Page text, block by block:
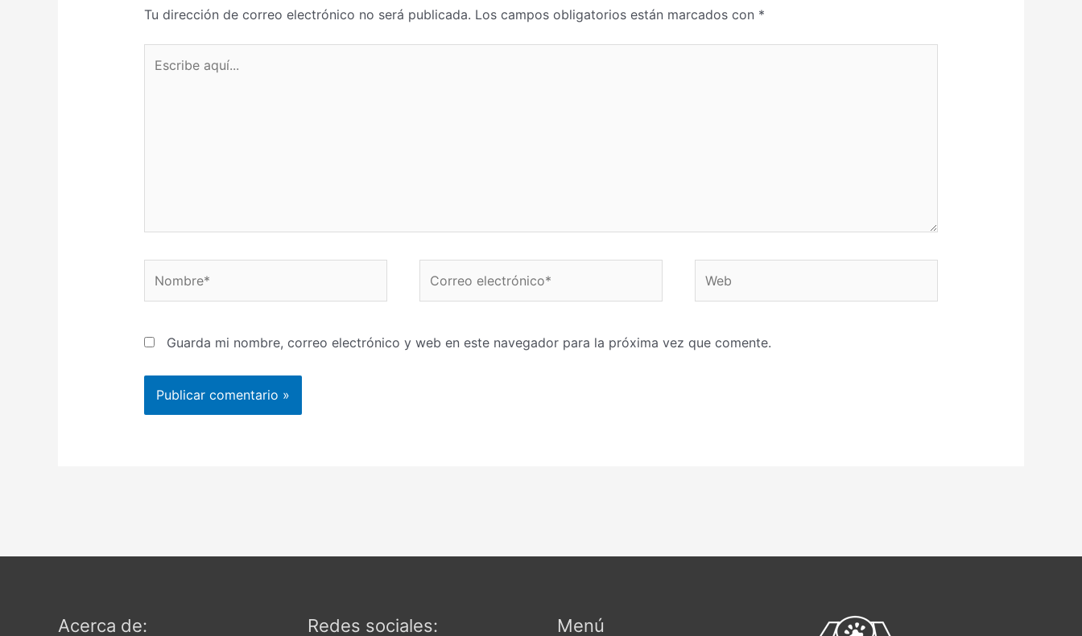
Tu dirección de correo electrónico no será publicada. Los campos obligatorios están marcados con *
aquí...
electrónico*
Guarda mi nombre, correo electrónico y web en este navegador para la próxima vez que comente.
Acerca de: Redes sociales: Menú